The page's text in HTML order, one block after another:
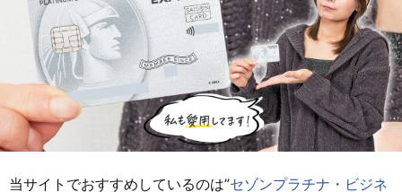
当サイトでおすすめしているのは”セゾンプラチナ・ビジネ